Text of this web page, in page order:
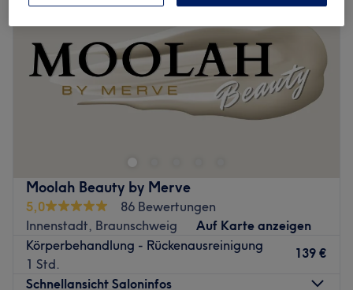
Moolah Beauty by Merve
5,0
86 Bewertungen
Innenstadt, Braunschweig
Auf Karte anzeigen
Körperbehandlung - Rückenausreinigung
1 Std.
139 €
Schnellansicht Saloninfos